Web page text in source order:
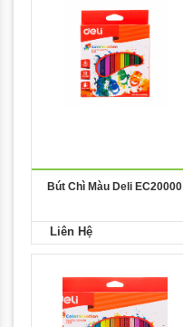
Bút Chì Màu Deli EC20000
Liên Hệ